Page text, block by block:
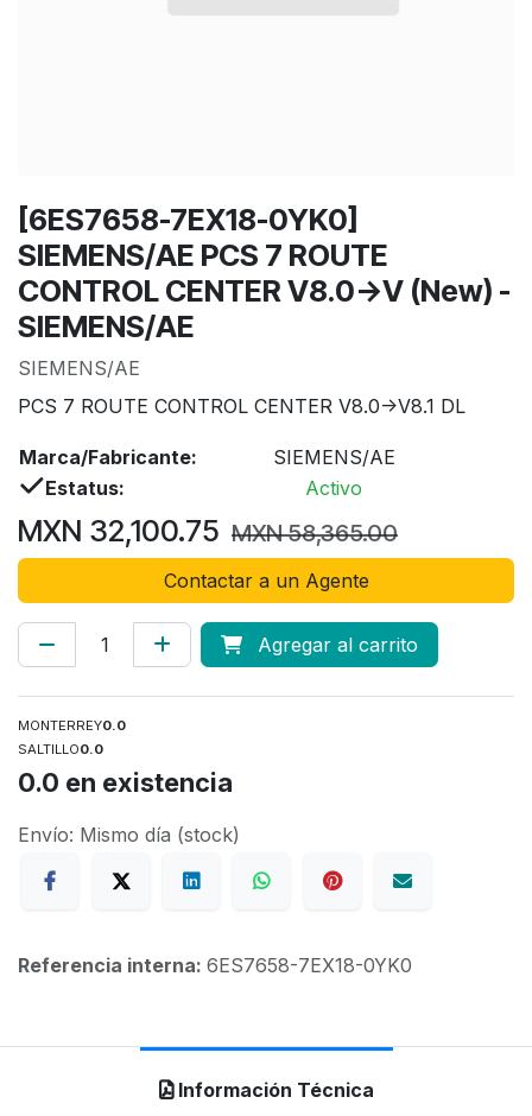
[6ES7658-7EX18-0YK0]
SIEMENS/AE PCS 7 ROUTE
CONTROL CENTER V8.0->V (New) -
SIEMENS/AE
SIEMENS/AE
PCS 7 ROUTE CONTROL CENTER V8.0->V8.1 DL
Marca/Fabricante:
SIEMENS/AE
Estatus:
Activo
MXN 32,100.75 MXN58,365.00
Contactar a un Agente
Agregar al carrito
MONTERREY0.0
SALTILLO0.0
0.0 en existencia
Envío: Mismo día (stock)
Referencia interna: 6ES7658-7EX18-0YK0
Información Técnica